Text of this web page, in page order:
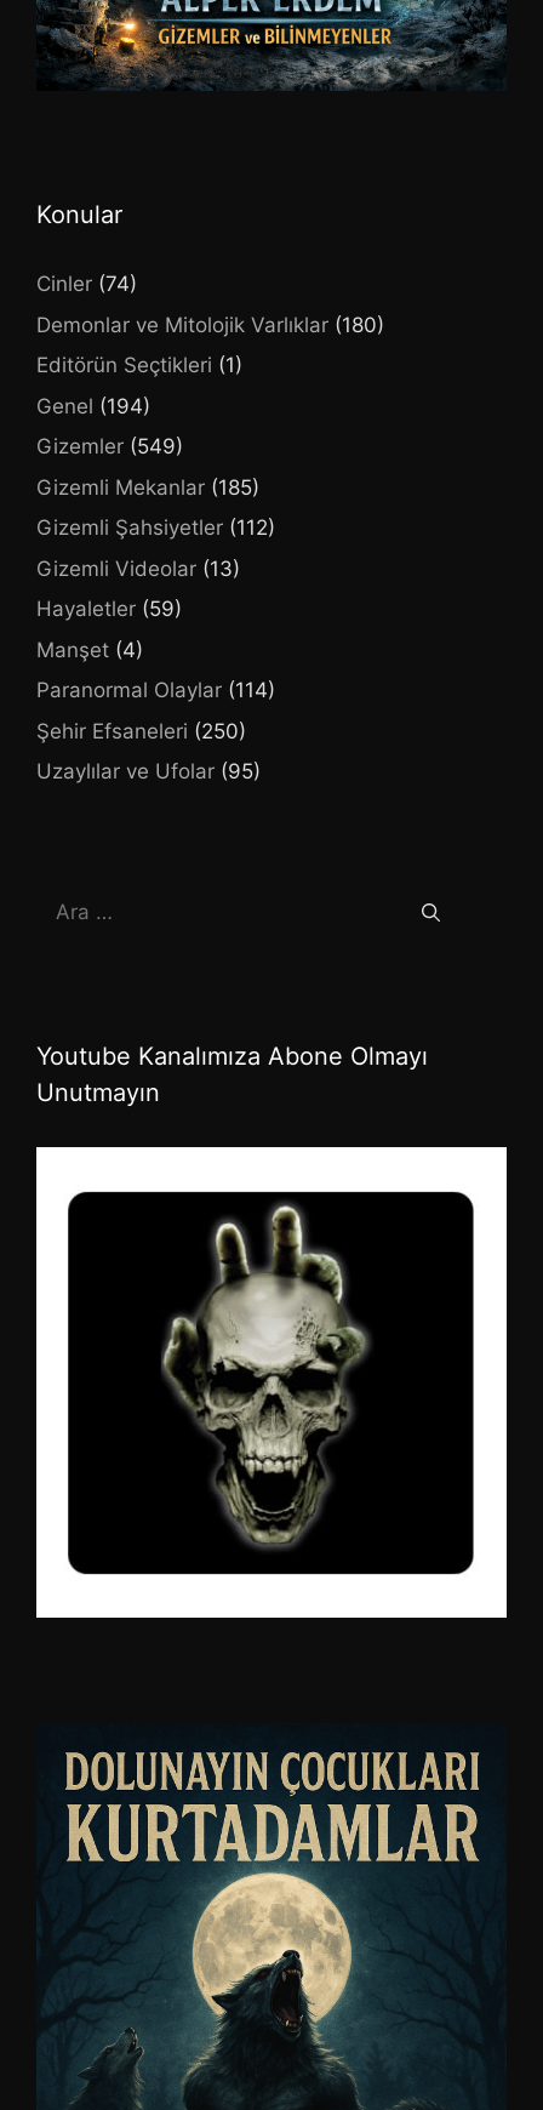
Konular
Cinler (74)
Demonlar ve Mitolojik Varlıklar (180)
Editörün Seçtikleri (1)
Genel (194)
Gizemler (549)
Gizemli Mekanlar (185)
Gizemli Şahsiyetler (112)
Gizemli Videolar (13)
Hayaletler (59)
Manşet (4)
Paranormal Olaylar (114)
Şehir Efsaneleri (250)
Uzaylılar ve Ufolar (95)
için
Youtube Kanalımıza Abone Olmayı
Unutmayın